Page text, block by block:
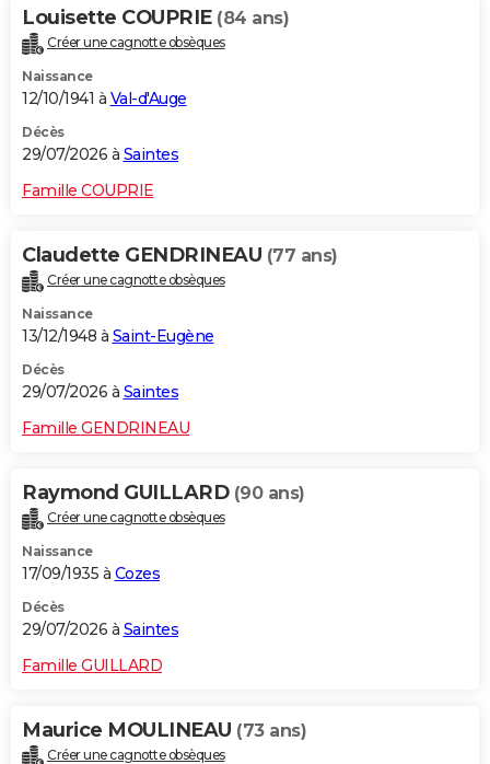
Alimentation
Guide de la santé
Maladies
Médicaments
Sommeil
VOYAGE
Destinations
City break
Voyage nature
Voyage de noces
Forum
Climat
+PHOTO
GUIDES D'ACHAT
Carte de Noël
Carte Bonne année
Carte Saint-Valentin
Carte Pâques
Carte d'anniversaire
DICTIONNAIRE
Dictionnaire
Biographies
Citations
Expressions
Proverbes
PROGRAMME TV
S'inscrire
Se connecter
Lycées
Collèges
Primaires
Universités
Entreprises
Service militaire
Avis de recherche
AVIS DE DÉCÈS
FORUM
Louisette COUPRIE (84 ans)
Créer une cagnotte obsèques
Naissance
12/10/1941 à Val-d'Auge
Décès
29/07/2026 à Saintes
Famille COUPRIE
Claudette GENDRINEAU (77 ans)
Créer une cagnotte obsèques
Naissance
13/12/1948 à Saint-Eugène
Décès
29/07/2026 à Saintes
Famille GENDRINEAU
Raymond GUILLARD (90 ans)
Créer une cagnotte obsèques
Naissance
17/09/1935 à Cozes
Décès
29/07/2026 à Saintes
Famille GUILLARD
Maurice MOULINEAU (73 ans)
Créer une cagnotte obsèques